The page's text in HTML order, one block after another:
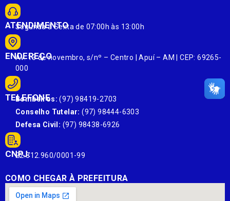
ATENDIMENTO
Segunda à Sexta de 07:00h às 13:00h
ENDEREÇO
Av. 13 de novembro, s/nº – Centro | Apuí – AM | CEP: 69265-
000
TELEFONE
Bombeiros: (97) 98419-2703
Conselho Tutelar: (97) 98444-6303
Defesa Civil: (97) 98438-6926
CNPJ:
22.812.960/0001-99
COMO CHEGAR À PREFEITURA